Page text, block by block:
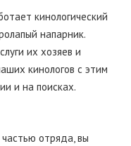
кинологический
напарник.
их хозяев и
кинологов с этим
и на поисках.
отряда, вы